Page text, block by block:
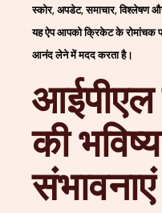
स्कोर, अपडेट, समाचार, विश्लेषण
यह ऐप आपको क्रिकेट के रोमांचक
आनंद लेने में मदद करता है।
की
संभावनाएं